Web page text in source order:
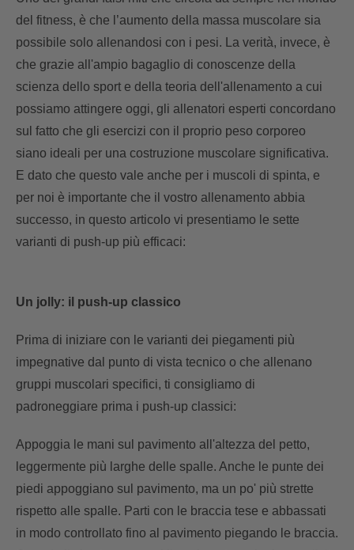
del fitness, è che l’aumento della massa muscolare sia
possibile solo allenandosi con i pesi. La verità, invece, è
che grazie all'ampio bagaglio di conoscenze della
scienza dello sport e della teoria dell'allenamento a cui
possiamo attingere oggi, gli allenatori esperti concordano
sul fatto che gli esercizi con il proprio peso corporeo
siano ideali per una costruzione muscolare significativa.
E dato che questo vale anche per i muscoli di spinta, e
per noi è importante che il vostro allenamento abbia
successo, in questo articolo vi presentiamo le sette
varianti di push-up più efficaci:
Un jolly: il push-up classico
Prima di iniziare con le varianti dei piegamenti più
impegnative dal punto di vista tecnico o che allenano
gruppi muscolari specifici, ti consigliamo di
padroneggiare prima i push-up classici:
Appoggia le mani sul pavimento all'altezza del petto,
leggermente più larghe delle spalle. Anche le punte dei
piedi appoggiano sul pavimento, ma un po' più strette
rispetto alle spalle. Parti con le braccia tese e abbassati
in modo controllato fino al pavimento piegando le braccia.